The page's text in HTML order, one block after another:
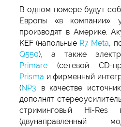
В одном номере будут
Европы «в компании»
производят в Америке.
KEF (напольные R7 Meta,
Q550), а также
Primare (сетевой CD-
Prisma и фирменный
(NP3 в качестве
дополнят стереоусилитель
стриминговый Hi-Res
(двунаправленный